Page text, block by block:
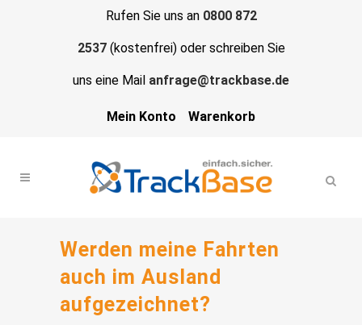
Rufen Sie uns an 0800 872
2537(kostenfrei) oder schreiben Sie
uns eine Mail anfrage@trackbase.de
Mein Konto Warenkorb
Werden meine Fahrten
auch im Ausland
aufgezeichnet?